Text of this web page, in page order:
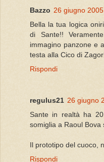
Bazzo 26 giugno
Bella la tua logica
di Sante!!
immagino panzone e
testa alla Cico di
Rispondi
regulus21 26 giugno
Sante in realtà ha
somiglia a Raoul Bova
Il prototipo del cuoco,
Rispondi